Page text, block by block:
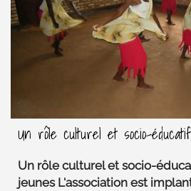
Un rôle culturel et socio-
Un rôle culturel et socio-
jeunes L'association est